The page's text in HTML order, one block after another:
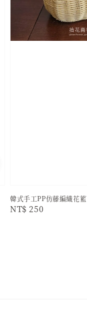
韓式手工PP仿藤編織花籃
Regular
NT$ 250